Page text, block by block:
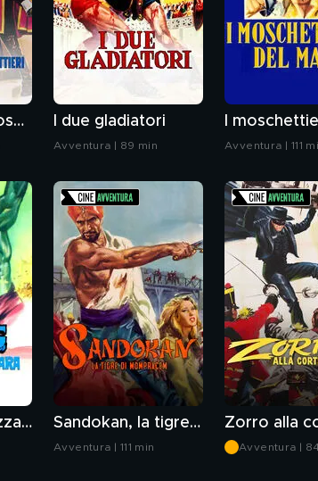
Zorro e i tre moschettieri I due gladiatori
Avventura | 89 min Avventura | 111
Ursus e la ragazza tartara Sandokan, la tigre di Mompracem
Avventura | 111 min Avventura |